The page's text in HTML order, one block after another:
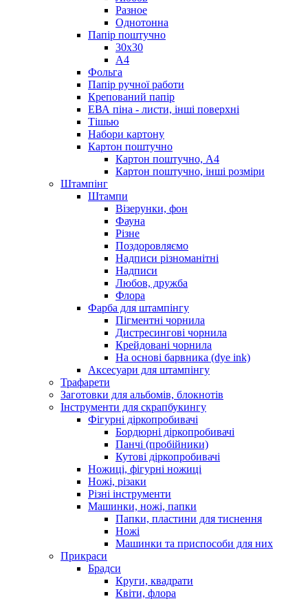
Разное
Однотонна
Папір поштучно
30х30
А4
Фольга
Папір ручної работи
Крепований папір
ЕВА піна - листи, інші поверхні
Тішью
Набори картону
Картон поштучно
Картон поштучно, А4
Картон поштучно, інші розміри
Штампінг
Штампи
Візерунки, фон
Фауна
Різне
Поздоровляємо
Надписи різноманітні
Надписи
Любов, дружба
Флора
Фарба для штампінгу
Пігментні чорнила
Дистресингові чорнила
Крейдовані чорнила
На основі барвника (dye ink)
Аксесуари для штампінгу
Трафарети
Заготовки для альбомів, блокнотів
Інструменти для скрапбукингу
Фігурні діркопробивачі
Бордюрні діркопробивачі
Панчі (пробійники)
Кутові діркопробивачі
Ножиці, фігурні ножиці
Ножі, різаки
Різні інструменти
Машинки, ножі, папки
Папки, пластини для тиснення
Ножі
Машинки та приспособи для них
Прикраси
Брадси
Круги, квадрати
Квіти, флора